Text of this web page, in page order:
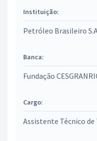
Instituição:
Petróleo Brasileiro
Banca:
Fundação
Cargo:
Assistente Técnico